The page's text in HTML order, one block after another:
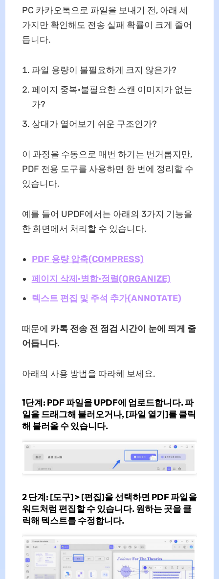
PC 카카오톡으로 파일을 보내기 전, 아래 세
가지만 확인해도 전송 실패 확률이 크게 줄어
듭니다.
파일 용량이 불필요하게 크지 않은가?
페이지 중복·불필요한 스캔 이미지가 없는
가?
상대가 열어보기 쉬운 구조인가?
이 과정을 수동으로 매번 하기는 번거롭지만,
PDF 전용 도구를 사용하면 한 번에 정리할 수
있습니다.
예를 들어 UPDF에서는 아래의 3가지 기능을
한 화면에서 처리할 수 있습니다.
PDF 용량 압축(COMPRESS)
페이지 삭제·병합·정렬(ORGANIZE)
텍스트 편집 및 주석 추가(ANNOTATE)
때문에 카톡 전송 전 점검 시간이 눈에 띄게 줄
어듭니다.
아래의 사용 방법을 따라헤 보세요.
1단계:PDF 파일을 UPDF에 업로드합니다. 파
일을드래그해 불러오거나,[파일 열기]를 클릭
해 불러올 수 있습니다.
2 단계: [도구] > [편집]을 선택하면 PDF 파일을
워드처럼 편집할 수 있습니다. 원하는 곳을 클
릭해 텍스트를 수정합니다.